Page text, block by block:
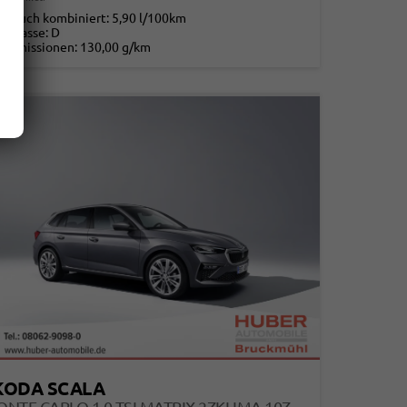
kombiniert: 5,90 l/100km
-Klasse: D
-Emissionen: 130,00 g/km
SCALA